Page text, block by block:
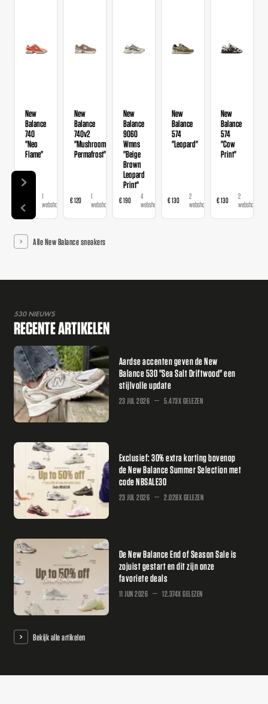
New
Balance
740
"Neo
Flame"
1
webshop
New
Balance
740v2
"Mushroom
Permafrost"
€ 120
1
webshop
New
Balance
9060
Wmns
"Beige
Brown
Leopard
Print"
€ 190
4
webshops
New
Balance
574
"Leopard"
€ 130
2
webshops
New
Balance
574
"Cow
Print"
€ 130
2
webshops
Alle New Balance sneakers
530 NIEUWS
RECENTE ARTIKELEN
Aardse accenten geven de New
Balance 530 "Sea Salt Driftwood" een
stijlvolle update
23 JUL 2026 5.473X GELEZEN
Exclusief: 30% extra korting bovenop
de New Balance Summer Selection met
code NBSALE30
23 JUL 2026 2.028X GELEZEN
De New Balance End of Season Sale is
zojuist gestart en dit zijn onze
favoriete deals
11 JUN 2026 12.374X GELEZEN
Bekijk alle artikelen